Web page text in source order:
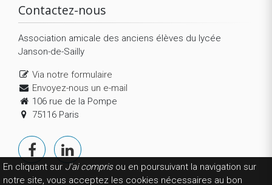
En cliquant sur J'ai comprisou en poursuivant la navigation sur
notre site, vous acceptez les cookies nécessaires au bon
Contactez-nous
Association amicale des anciens élèves du lycée
Janson-de-Sailly
Via notre formulaire
Envoyez-nous un e-mail
106 rue de la Pompe
75116 Paris